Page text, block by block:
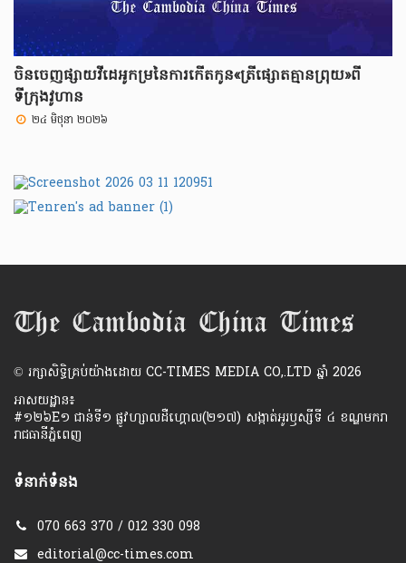
ចិនចេញផ្សាយវីដេអូកម្រនៃការកើតកូន«ត្រីផ្សោតគ្មានព្រុយ»ពី
ទីក្រុងវូហាន
២៤ មិថុនា ២០២៦
​© រក្សា​សិទ្ធិ​គ្រប់​យ៉ាង​ដោយ​ CC-TIMES MEDIA CO,.LTD ឆ្នាំ​ 2026
អាសយដ្ឋាន៖
#១២៦E១ ជាន់ទី១ ផ្លូវហ្សាលដឺហ្គោល(២១៧) សង្កាត់អូរឫស្សីទី ៤ ខណ្ឌមករា
រាជធានីភ្នំពេញ
ទំនាក់ទំនង
070 663 370 / 012 330 098
editorial@cc-times.com